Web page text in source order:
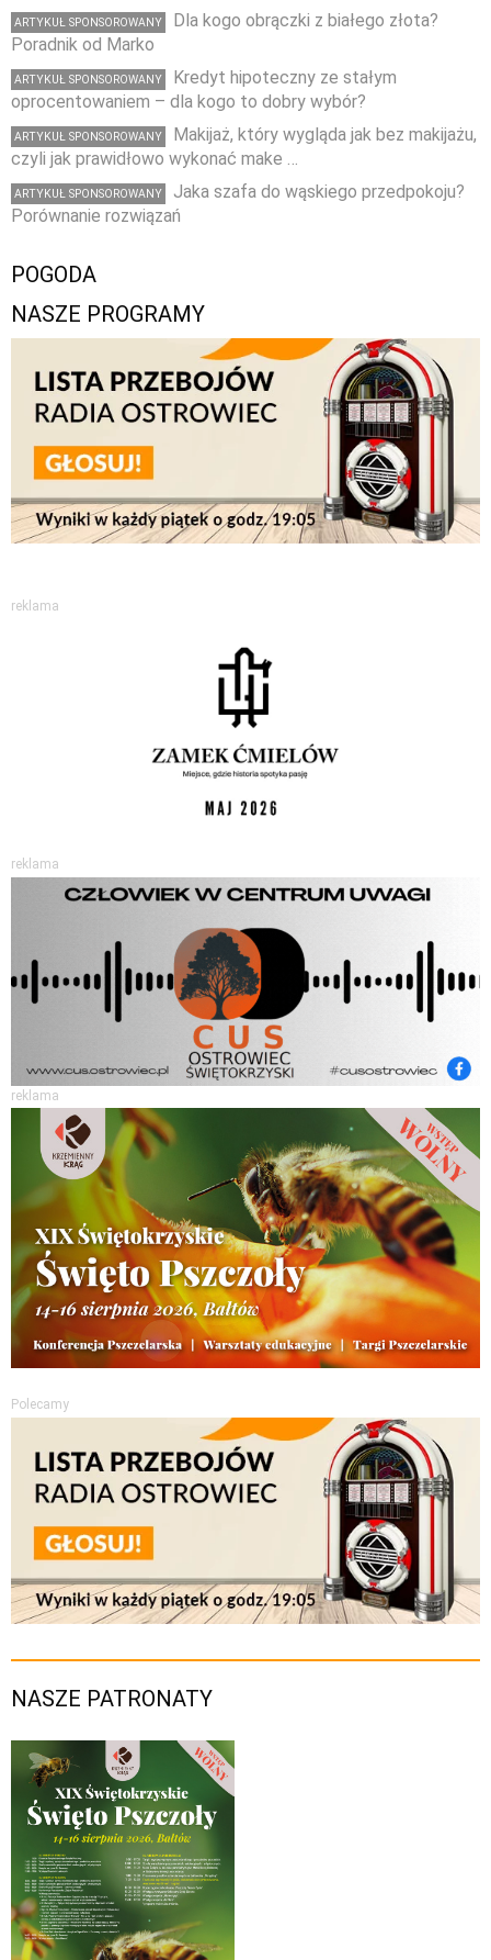
ARTYKUŁ SPONSOROWANY
Dla kogo obrączki z białego złota?
Poradnik od Marko
ARTYKUŁ SPONSOROWANY
Kredyt hipoteczny ze stałym
oprocentowaniem – dla kogo to dobry wybór?
ARTYKUŁ SPONSOROWANY
Makijaż, który wygląda jak bez makijażu,
czyli jak prawidłowo wykonać make …
ARTYKUŁ SPONSOROWANY
Jaka szafa do wąskiego przedpokoju?
Porównanie rozwiązań
POGODA
NASZE PROGRAMY
reklama
reklama
reklama
Polecamy
NASZE PATRONATY